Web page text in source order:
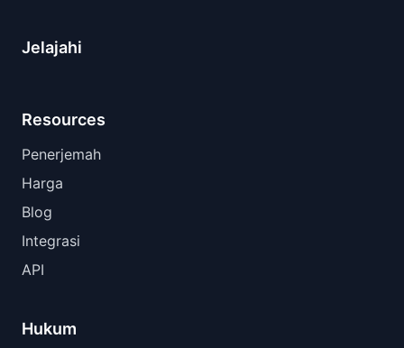
Jelajahi
Resources
Penerjemah
Harga
Blog
Integrasi
API
Hukum